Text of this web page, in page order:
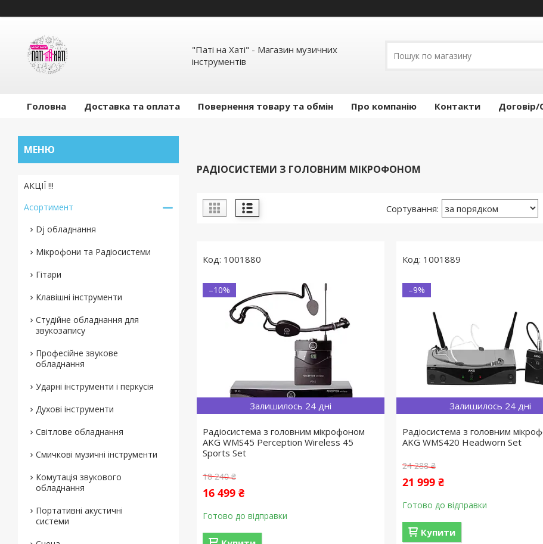
"Паті на Хаті" - Магазин музичних
інструментів
Головна Доставка та оплата Повернення товару та обмін Про компанію Контакти
РАДІОСИСТЕМИ З ГОЛОВНИМ МІКРОФОНОМ
1001880
Залишилось 24 дні
–10%
Радіосистема з головним мікрофоном
AKG WMS45 Perception Wireless 45
Sports Set
18 240 ₴
16 499 ₴
Готово до відправки
1001889
Залишилось 24 дні
–9%
Радіосистема з головним
AKG WMS420 Headworn Set
24 288 ₴
21 999 ₴
Готово до відправки
Купити
АКЦІЇ !!!
Асортимент
Dj обладнання
Мікрофони та Радіосистеми
Гітари
Клавішні інструменти
Студійне обладнання для
звукозапису
Професійне звукове
обладнання
Ударні інструменти і перкусія
Духові інструменти
Світлове обладнання
Смичкові музичні інструменти
Комутація звукового
обладнання
Портативні акустичні
системи